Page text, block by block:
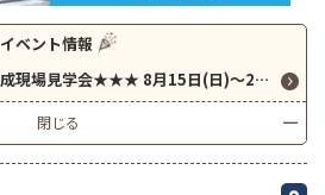
イベント情報
★★★愛知県 県下一斉 完成現場見学会★★★ 8月15日(日)～23日(日)随時開催！！！
閉じる